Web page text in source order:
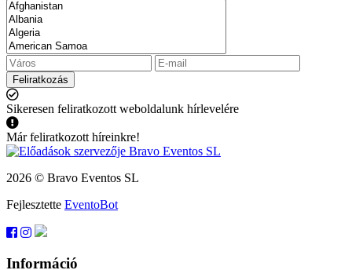
Feliratkozás
Sikeresen feliratkozott weboldalunk hírlevelére
Már feliratkozott híreinkre!
2026 © Bravo Eventos SL
Fejlesztette EventoBot
Információ